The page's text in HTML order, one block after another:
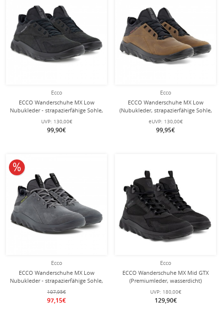
Ecco
ECCO Wanderschuhe MX Low
Nubukleder - strapazierfähige Sohle,
sockenartige Konstruktion aus
Neopen - schwarz Herren
UVP: 130,00€
99,90€
Ecco
ECCO Wanderschuhe MX Low
(Nubukleder, strapazierfähige Sohle,
sockenartige Konstruktion) braun
Herren
eUVP: 130,00€
99,95€
Ecco
ECCO Wanderschuhe MX Low
Nubukleder - strapazierfähige Sohle,
sockenartige Konstruktion aus
Neopen - grau Herren
107,95€
97,15€
10% reduziert
Ecco
ECCO Wanderschuhe MX Mid GTX
(Premiumleder, wasserdicht)
schwarz Herren
UVP: 180,00€
129,90€